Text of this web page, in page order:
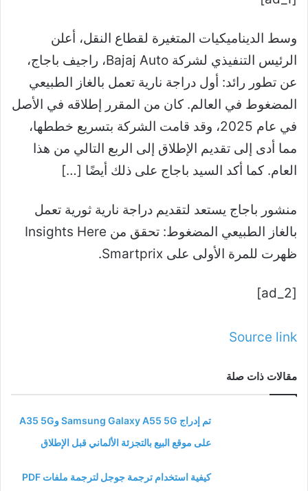
وسط الديناميكيات المتغيرة لقطاع النقل، أعلن
الرئيس التنفيذي لشركة Bajaj Auto، راجيف باجاج،
عن تطور رائد: أول دراجة نارية تعمل بالغاز الطبيعي
المضغوط في العالم. كان من المقرر إطلاقه في الأصل
في عام 2025، وقد قامت الشركة بتسريع خططها،
مما أدى إلى تقديم الإطلاق إلى الربع التالي من هذا
العام. كما أكد السيد باجاج على ذلك أيضًا […]
منشور باجاج يستعد لتقديم دراجة نارية ثورية تعمل
بالغاز الطبيعي المضغوط: تحقق من Insights Here
ظهرت للمرة الأولى على Smartprix.
[ad_2]
Source link
مقالات ذات صلة
تم إدراج Samsung Galaxy A55 5G وA35 5G
على موقع البيع بالتجزئة الألماني قبل الإطلاق
كيفية استخدام ترجمة جوجل لترجمة ملفات PDF